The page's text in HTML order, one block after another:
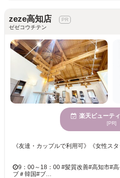
zeze高知店
ゼゼコウチテン
楽天ビューテ
[PR]
9：00～18：00 #髪質改善#高知市#
ブ＃韓国#ブ…